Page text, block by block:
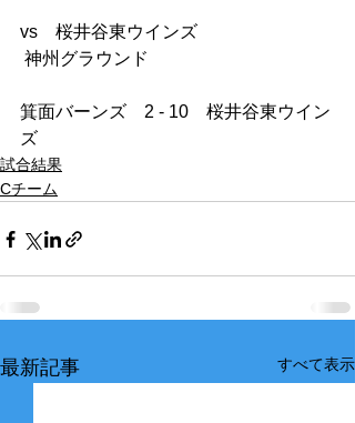
vs　桜井谷東ウインズ
神州グラウンド
箕面バーンズ　2 - 10　桜井谷東ウイン
ズ
試合結果
Cチーム
最新記事 すべて表示